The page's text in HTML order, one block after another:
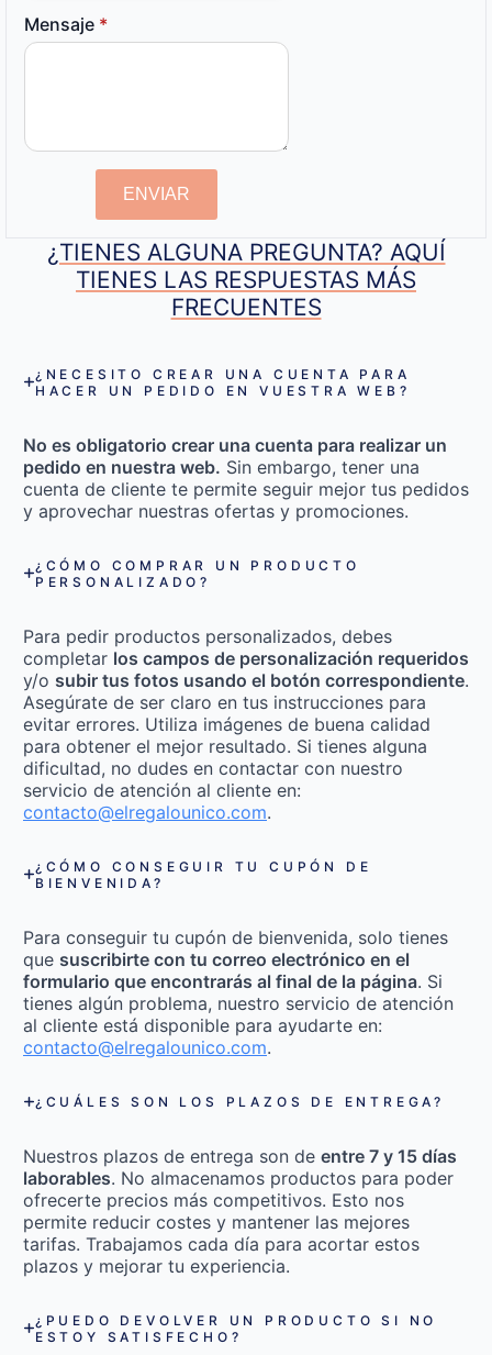
Mensaje *
ENVIAR
¿TIENES ALGUNA PREGUNTA? AQUÍ
TIENES LAS RESPUESTAS MÁS
FRECUENTES
¿NECESITO CREAR UNA CUENTA PARA
HACER UN PEDIDO EN VUESTRA WEB?
No es obligatorio crear una cuenta para realizar un
pedido en nuestra web. Sin embargo, tener una
cuenta de cliente te permite seguir mejor tus pedidos
y aprovechar nuestras ofertas y promociones.
¿CÓMO COMPRAR UN PRODUCTO
PERSONALIZADO?
Para pedir productos personalizados, debes
completar los campos de personalización requeridos
y/o subir tus fotos usando el botón correspondiente.
Asegúrate de ser claro en tus instrucciones para
evitar errores. Utiliza imágenes de buena calidad
para obtener el mejor resultado. Si tienes alguna
dificultad, no dudes en contactar con nuestro
servicio de atención al cliente en:
contacto@elregalounico.com.
¿CÓMO CONSEGUIR TU CUPÓN DE
BIENVENIDA?
Para conseguir tu cupón de bienvenida, solo tienes
que suscribirte con tu correo electrónico en el
formulario que encontrarás al final de la página. Si
tienes algún problema, nuestro servicio de atención
al cliente está disponible para ayudarte en:
contacto@elregalounico.com.
¿CUÁLES SON LOS PLAZOS DE ENTREGA?
Nuestros plazos de entrega son de entre 7 y 15 días
laborables. No almacenamos productos para poder
ofrecerte precios más competitivos. Esto nos
permite reducir costes y mantener las mejores
tarifas. Trabajamos cada día para acortar estos
plazos y mejorar tu experiencia.
¿PUEDO DEVOLVER UN PRODUCTO SI NO
ESTOY SATISFECHO?